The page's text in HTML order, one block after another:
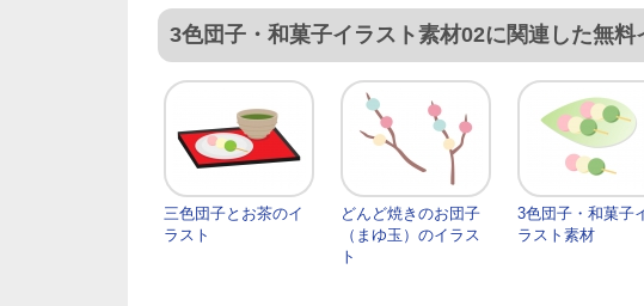
3色団子・和菓子イラスト素材02に関連した無料
三色団子とお茶のイ
ラスト
どんど焼きのお団子
（まゆ玉）のイラス
ト
3色団子・和菓子
ラスト素材